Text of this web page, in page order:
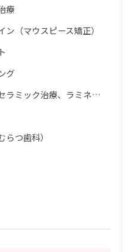
療
ン（マウスピース矯正）
グ
ラミネートべニア、ダイレクトボンディング）
つ歯科）